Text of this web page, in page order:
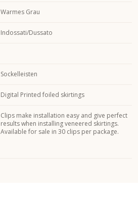
Warmes Grau
Indossati/Dussato
Sockelleisten
Digital Printed foiled skirtings
Clips make installation easy and give perfect
results when installing veneered skirtings.
Available for sale in 30 clips per package.